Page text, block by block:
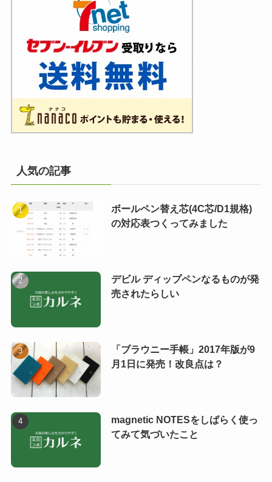
人気の記事
ボールペン替え芯(4C芯/D1規格)
の対応表つくってみました
デビル ディップペンなるものが発
売されたらしい
「ブラウニー手帳」2017年版が9
月1日に発売！改良点は？
magnetic NOTESをしばらく使っ
てみて気づいたこと